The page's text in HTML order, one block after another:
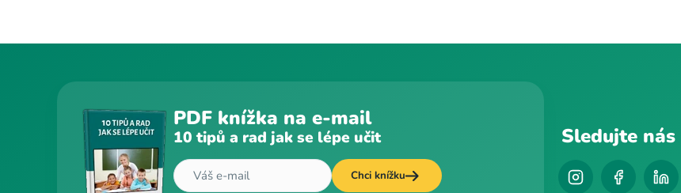
PDF knížka na e-mail
10 tipů a rad jak se lépe učit
Chci knížku
Sledujte nás